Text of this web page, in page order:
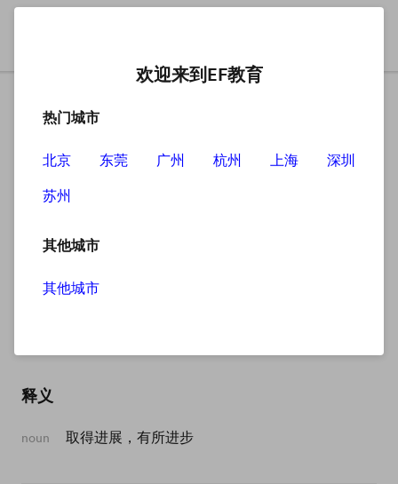
headway
释义
noun 取得进展，有所进步
欢迎来到EF教育
热门城市
北京 东莞 广州 杭州 上海
深圳
苏州
其他城市
其他城市